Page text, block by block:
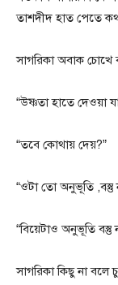
তাশদীদ হাত পেতে
সাগরিকা অবাক চোখে
“উষ্ণতা হাতে দেওয়া
“তবে কোথায় দেয়?”
“ওটা তো অনুভূতি ,বস্তু
“বিয়েটাও অনুভূতি
সাগরিকা কিছু না বলে